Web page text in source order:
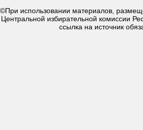
©При использовании материалов,
Центральной избирательной комиссии
ссылка на источник